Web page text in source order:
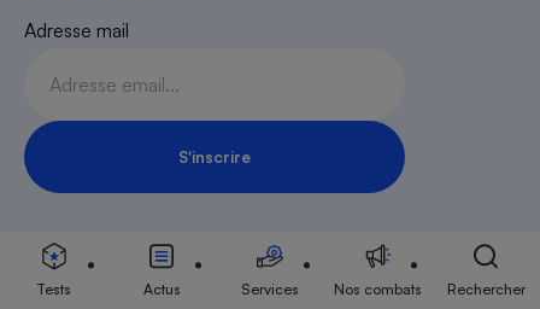
Newsletter
Recevez gratuitement notre newsletter
Inscription Newsletter
Adresse mail
S'inscrire
Tests Actus Services Nos combats Rechercher